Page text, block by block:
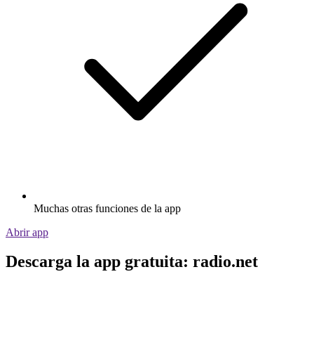
Muchas otras funciones de la app
Abrir app
Descarga la app gratuita: radio.net